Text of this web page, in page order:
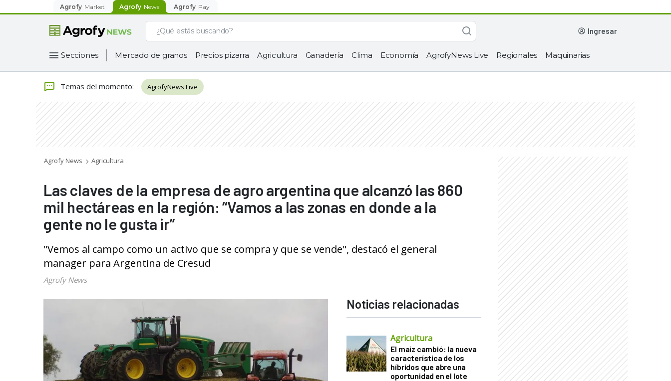
Agrofy Market Agrofy News Agrofy Pay
ingresar
Secciones Mercado de granos Precios pizarra Agricultura Ganadería Clima Economía AgrofyNews Live Regionales Maquinarias
Temas del momento: AgrofyNews Live
Agrofy News Agricultura
Las claves de la empresa de agro argentina que alcanzó las 860
mil hectáreas en la región: “Vamos a las zonas en donde a la
gente no le gusta ir”
"Vemos al campo como un activo que se compra y que se vende", destacó el general
manager para Argentina de Cresud
Agrofy News
Noticias relacionadas
Agricultura
El maíz cambió: la nueva
característica de los
híbridos que abre una
oportunidad en el lote